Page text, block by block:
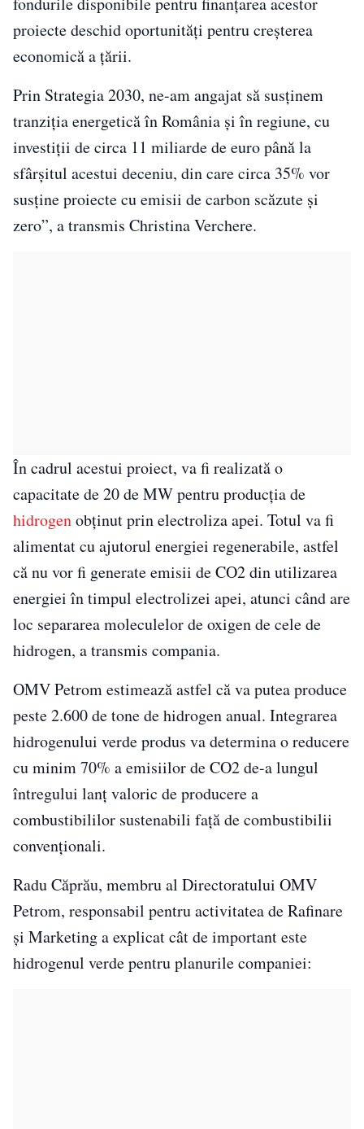
proiecte deschid oportunităţi pentru creşterea
economică a ţării.
Prin Strategia 2030, ne-am angajat să susţinem
tranziţia energetică în România şi în regiune, cu
investiţii de circa 11 miliarde de euro până la
sfârşitul acestui deceniu, din care circa 35% vor
susţine proiecte cu emisii de carbon scăzute şi
zero”, a transmis Christina Verchere.
În cadrul acestui proiect, va fi realizată o
capacitate de 20 de MW pentru producţia de
hidrogenobţinut prin electroliza apei. Totul va fi
alimentat cu ajutorul energiei regenerabile, astfel
că nu vor fi generate emisii de CO2 din utilizarea
energiei în timpul electrolizei apei, atunci când are
loc separarea moleculelor de oxigen de cele de
hidrogen, a transmis compania.
OMV Petrom estimează astfel că va putea produce
peste 2.600 de tone de hidrogen anual. Integrarea
hidrogenului verde produs va determina o reducere
cu minim 70% a emisiilor de CO2 de-a lungul
întregului lanţ valoric de producere a
combustibililor sustenabili faţă de combustibilii
convenţionali.
Radu Căprău, membru al Directoratului OMV
Petrom, responsabil pentru activitatea de Rafinare
şi Marketing a explicat cât de important este
hidrogenul verde pentru planurile companiei: